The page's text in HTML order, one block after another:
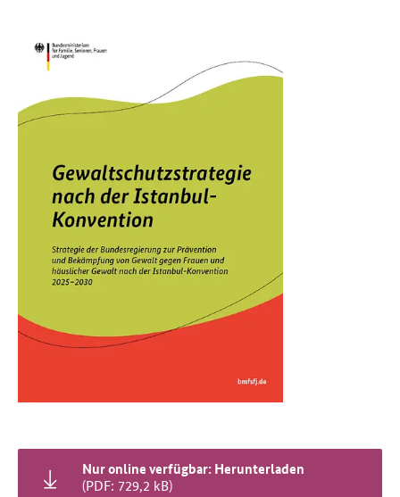
Nur online verfügbar: Herunterladen
(PDF: 729,2 kB)